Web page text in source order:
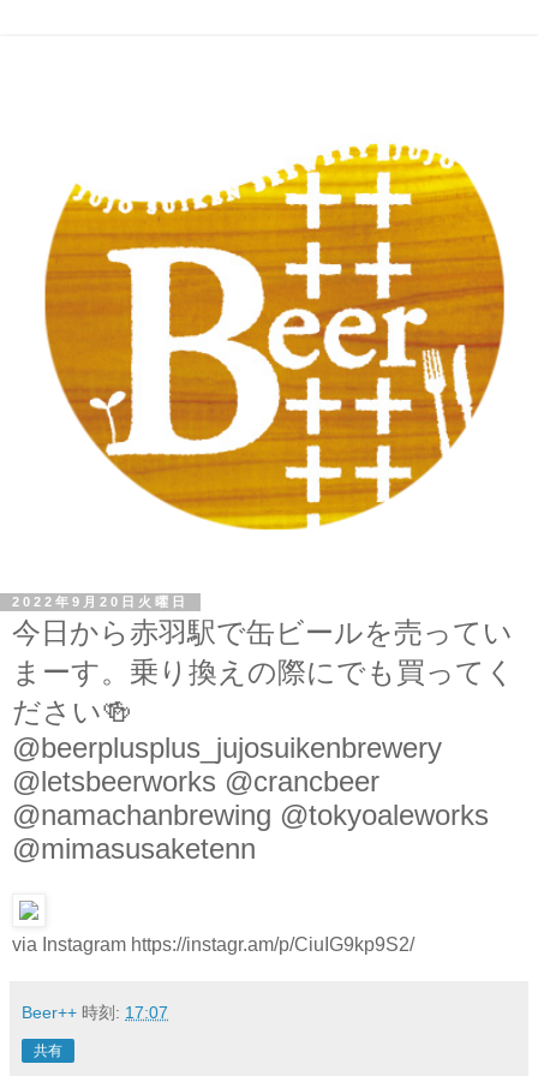
2022年9月20日火曜日
今日から赤羽駅で缶ビールを売ってい
まーす。乗り換えの際にでも買ってく
ださい🍻
@beerplusplus_jujosuikenbrewery
@letsbeerworks @crancbeer
@namachanbrewing @tokyoaleworks
@mimasusaketenn
via Instagram https://instagr.am/p/CiuIG9kp9S2/
Beer++ 時刻: 17:07
共有